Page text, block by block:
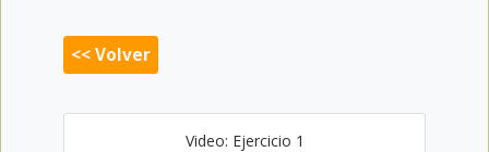
<< Volver
Video: Ejercicio 1